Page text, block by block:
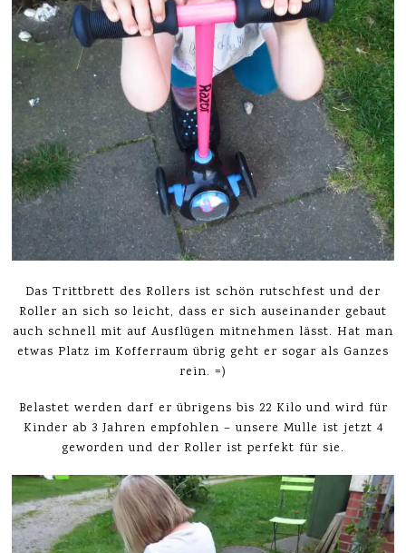
Das Trittbrett des Rollers ist schön rutschfest und der
Roller an sich so leicht, dass er sich auseinander gebaut
auch schnell mit auf Ausflügen mitnehmen lässt. Hat man
etwas Platz im Kofferraum übrig geht er sogar als Ganzes
rein. =)
Belastet werden darf er übrigens bis 22 Kilo und wird für
Kinder ab 3 Jahren empfohlen – unsere Mulle ist jetzt 4
geworden und der Roller ist perfekt für sie.